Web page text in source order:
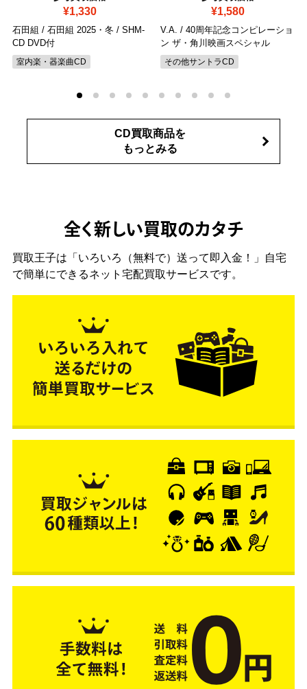
¥1,330
石田組 / 石田組 2025・冬 / SHM-
CD DVD付
室内楽・器楽曲CD
¥1,580
V.A. / 40周年記念コンピレーショ
ン ザ・角川映画スペシャル
その他サントラCD
CD買取商品を
もっとみる
全く新しい買取のカタチ
買取王子は「いろいろ（無料で）送って即入金！」自宅
で簡単にできるネット宅配買取サービスです。